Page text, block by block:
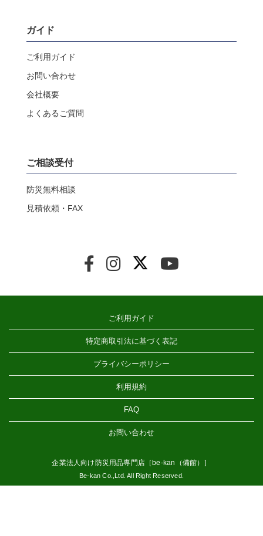
ガイド
ご利用ガイド
お問い合わせ
会社概要
よくあるご質問
ご相談受付
防災無料相談
見積依頼・FAX
ご利用ガイド
特定商取引法に基づく表記
プライバシーポリシー
利用規約
FAQ
お問い合わせ
企業法人向け防災用品専門店［be-kan（備館）］
Be-kan Co.,Ltd. All Right Reserved.